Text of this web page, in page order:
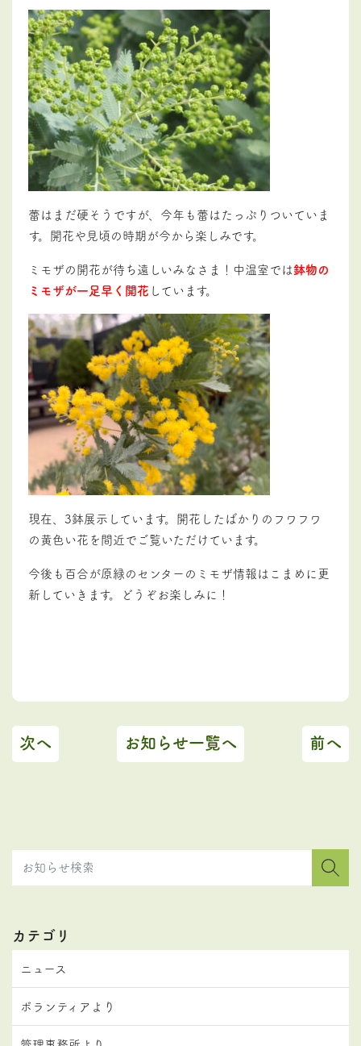
蕾はまだ硬そうですが、今年も蕾はたっぷりついていま
す。開花や見頃の時期が今から楽しみです。
ミモザの開花が待ち遠しいみなさま！中温室では鉢物の
ミモザが一足早く開花 しています。
現在、3鉢展示しています。開花したばかりの フワフワ
の黄色い花を間近でご覧いただけています。
今後も百合が原緑のセンターのミモザ情報はこまめに更
新していきます。どうぞお楽しみに！
次へ お知らせ一覧へ 前へ
カテゴリ
ニュース
ボランティアより